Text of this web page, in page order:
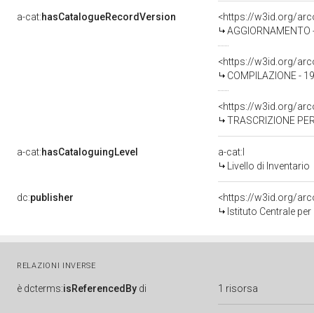
a-cat:hasCatalogueRecordVersion
<https://w3id.org/
<https://w3id.org/
COMPILAZIONE -
<https://w3id.org/
TRASCRIZIONE
a-cat:hasCataloguingLevel
a-cat:I
Livello di Inventario
dc:publisher
<https://w3id.org/
Istituto Centrale
RELAZIONI INVERSE
è dcterms:isReferencedBy di 1 risorsa